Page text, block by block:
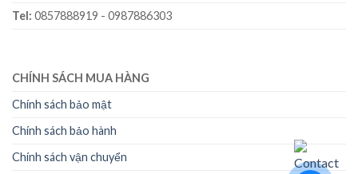
Tel: 0857888919 - 0987886303
CHÍNH SÁCH MUA HÀNG
Chính sách bảo mật
Chính sách bảo hành
Chính sách vận chuyển